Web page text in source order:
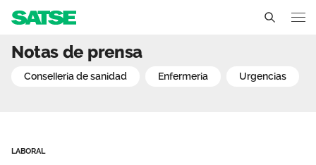
Delegados Sindicales
Comunidad Valenciana
Concentraciones frente
Notas de prensa
conselleria de sanidad enfermeria urgencias
LABORAL